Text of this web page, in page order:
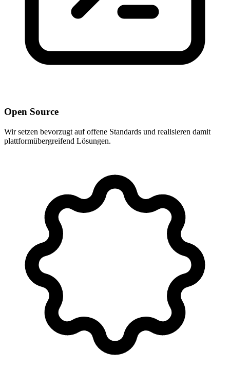
Open Source
Wir setzen bevorzugt auf offene Standards und realisieren damit
plattformübergreifend Lösungen.